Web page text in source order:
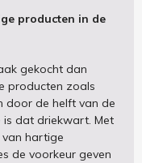
producten in de
gekocht dan
producten zoals
door de helft van de
is dat driekwart. Met
hartige
de voorkeur geven